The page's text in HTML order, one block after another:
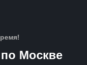
Москве